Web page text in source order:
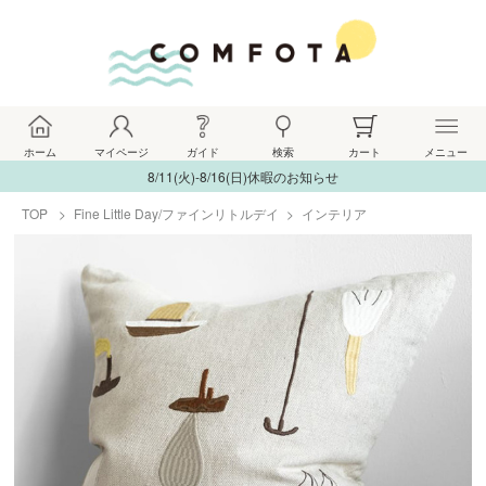
ホーム マイページ ガイド 検索 カート メニュー
8/11(火)-8/16(日)休暇のお知らせ
TOP
Fine Little Day/ファインリトルデイ インテリア